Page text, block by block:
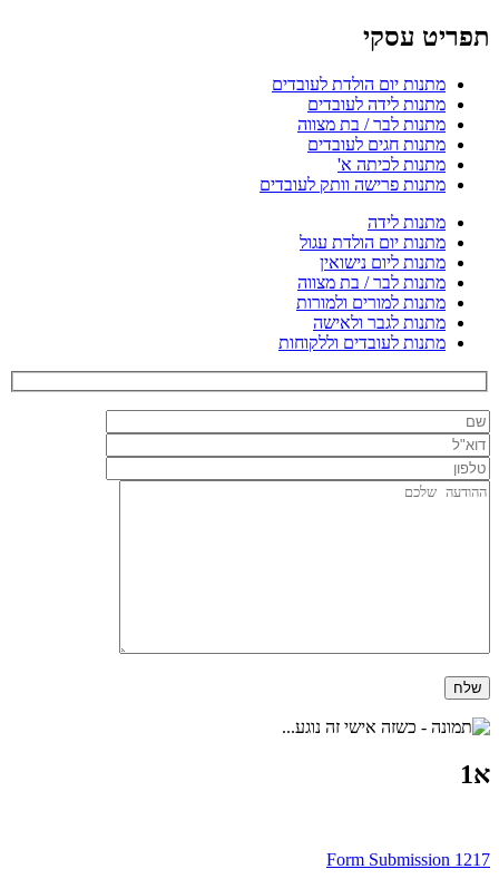
תפריט עסקי
מתנות יום הולדת לעובדים
מתנות לידה לעובדים
מתנות לבר / בת מצווה
מתנות חגים לעובדים
מתנות לכיתה א'
מתנות פרישה וותק לעובדים
מתנות לידה
מתנות יום הולדת עגול
מתנות ליום נישואין
מתנות לבר / בת מצווה
מתנות למורים ולמורות
מתנות לגבר ולאישה
מתנות לעובדים וללקוחות
א1
ניווט
Form Submission 1217